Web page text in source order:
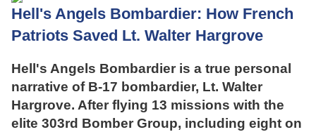
Hell's Angels Bombardier: How French
Patriots Saved Lt. Walter Hargrove
Hell's Angels Bombardier is a true personal
narrative of B-17 bombardier, Lt. Walter
Hargrove. After flying 13 missions with the
elite 303rd Bomber Group, including eight on